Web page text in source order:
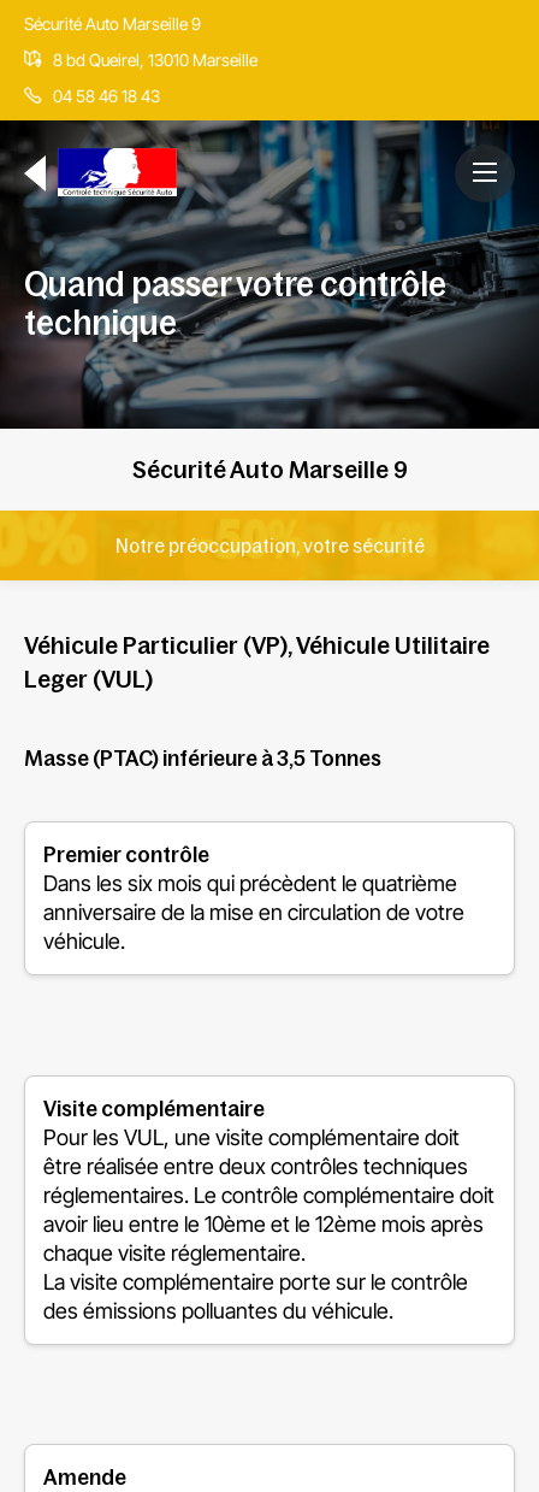
Sécurité Auto Marseille 9
8 bd Queirel, 13010 Marseille
04 58 46 18 43
Quand passer votre contrôle
technique
Sécurité Auto Marseille 9
Notre préoccupation, votre sécurité
Véhicule Particulier (VP), Véhicule Utilitaire
Leger (VUL)
Masse (PTAC) inférieure à 3,5 Tonnes
Premier contrôle
Dans les six mois qui précèdent le quatrième
anniversaire de la mise en circulation de votre
véhicule.
Visite complémentaire
Pour les VUL, une visite complémentaire doit
être réalisée entre deux contrôles techniques
réglementaires. Le contrôle complémentaire doit
avoir lieu entre le 10ème et le 12ème mois après
chaque visite réglementaire.
La visite complémentaire porte sur le contrôle
des émissions polluantes du véhicule.
Amende